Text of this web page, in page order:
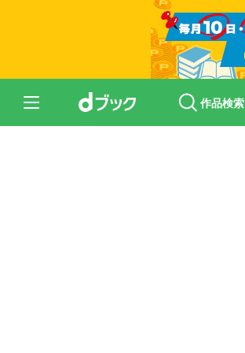
作品検索